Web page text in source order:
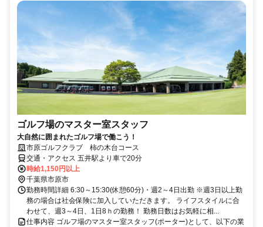
ゴルフ場のマスター室スタッフ
大自然に囲まれたゴルフ場で働こう！
市原ゴルフクラブ 柿の木台コース
交通・アクセス 五井駅より車で20分
時給1,150円以上
千葉県市原市
勤務時間詳細 6:30～15:30(休憩60分)・週2～4日出勤 ※週3日以上勤
務の場合は社会保険に加入していただきます。 ライフスタイルに合
わせて、週3～4日、1日8ｈの勤務！ 勤務日数はお気軽に相...
仕事内容 ゴルフ場のマスター室スタッフ(ポーター)として、以下の業